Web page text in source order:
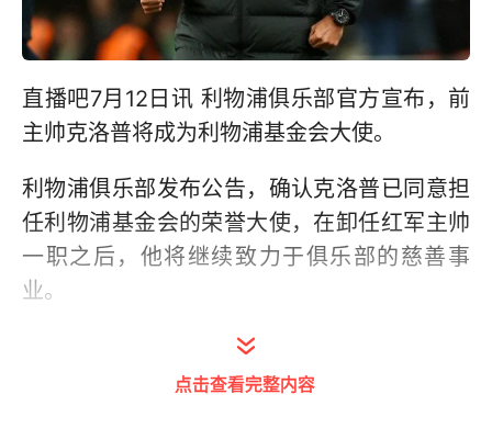
直播吧7月12日讯 利物浦俱乐部官方宣布，前
主帅克洛普将成为利物浦基金会大使。
利物浦俱乐部发布公告，确认克洛普已同意担
任利物浦基金会的荣誉大使，在卸任红军主帅
一职之后，他将继续致力于俱乐部的慈善事
业。
克洛普2015年10月到2024年5月期间执教利
物浦，带领球队赢得1次英超冠军、1次足总杯
点击查看完整内容